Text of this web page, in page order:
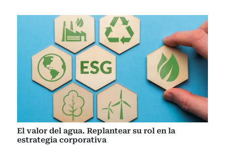
El valor del agua. Replantear su rol en la
estrategia corporativa